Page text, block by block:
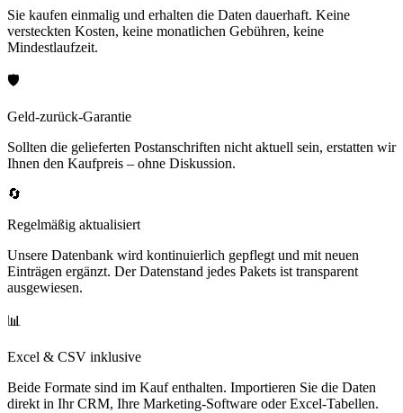
Sie kaufen einmalig und erhalten die Daten dauerhaft. Keine
versteckten Kosten, keine monatlichen Gebühren, keine
Mindestlaufzeit.
🛡️
Geld-zurück-Garantie
Sollten die gelieferten Postanschriften nicht aktuell sein, erstatten wir
Ihnen den Kaufpreis – ohne Diskussion.
🔄
Regelmäßig aktualisiert
Unsere Datenbank wird kontinuierlich gepflegt und mit neuen
Einträgen ergänzt. Der Datenstand jedes Pakets ist transparent
ausgewiesen.
📊
Excel & CSV inklusive
Beide Formate sind im Kauf enthalten. Importieren Sie die Daten
direkt in Ihr CRM, Ihre Marketing-Software oder Excel-Tabellen.